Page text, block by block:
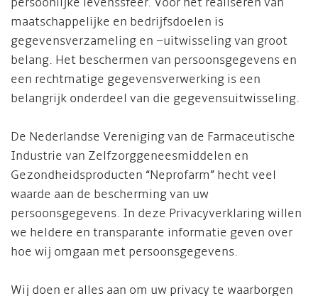
persoonlijke levenssfeer. Voor het realiseren van
maatschappelijke en bedrijfsdoelen is
gegevensverzameling en –uitwisseling van groot
belang. Het beschermen van persoonsgegevens en
een rechtmatige gegevensverwerking is een
belangrijk onderdeel van die gegevensuitwisseling.
De Nederlandse Vereniging van de Farmaceutische
Industrie van Zelfzorggeneesmiddelen en
Gezondheidsproducten “Neprofarm” hecht veel
waarde aan de bescherming van uw
persoonsgegevens. In deze Privacyverklaring willen
we heldere en transparante informatie geven over
hoe wij omgaan met persoonsgegevens.
Wij doen er alles aan om uw privacy te waarborgen